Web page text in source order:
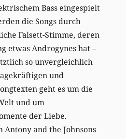
Bass eingespielt
die Songs durch
Falsett-Stimme, deren
etwas Androgynes hat –
so unvergleichlich
und
geht es um die
und um
der Liebe.
and the Johnsons